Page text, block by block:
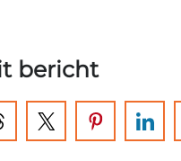
bericht